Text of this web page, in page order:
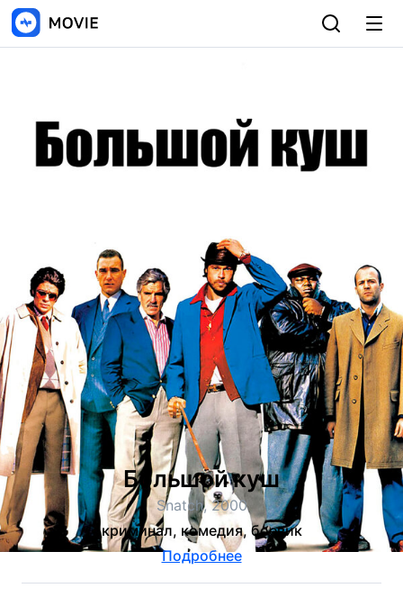
Большой куш
Snatch, 2000
криминал, комедия, боевик
Подробнее